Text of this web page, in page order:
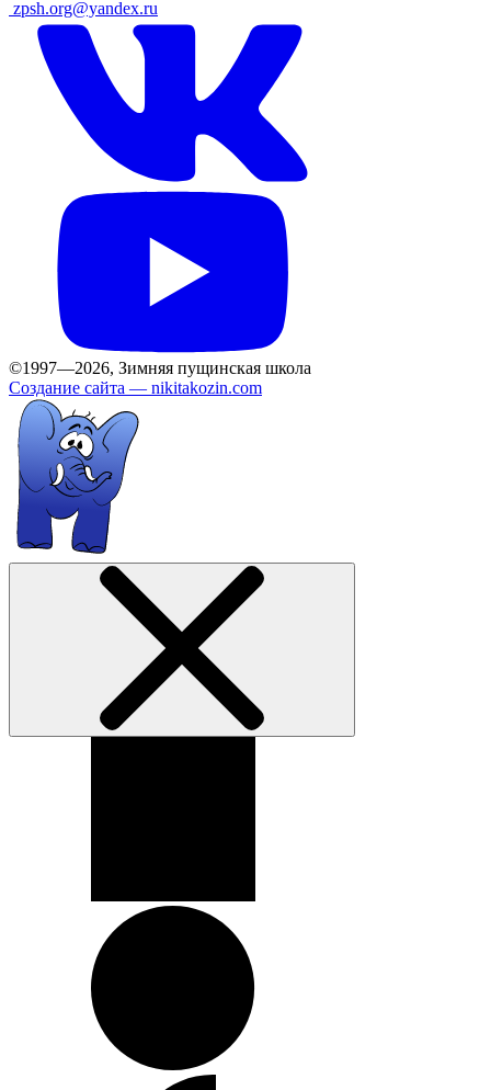
zpsh.org@yandex.ru
©1997—2026, Зимняя пущинская школа
Создание сайта — nikitakozin.com